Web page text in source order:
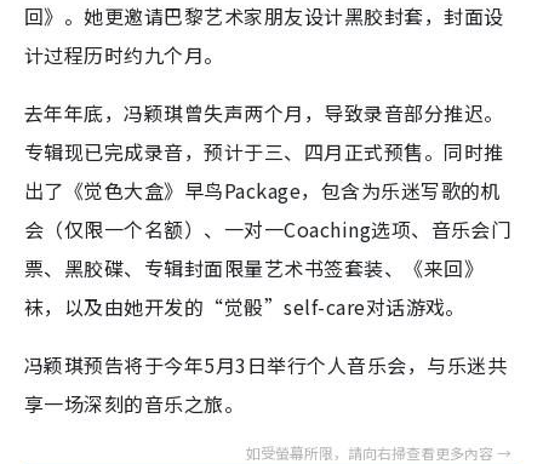
回》。她更邀请巴黎艺术家朋友设计黑胶封套，封面设
计过程历时约九个月。
去年年底，冯颖琪曾失声两个月，导致录音部分推迟。
专辑现已完成录音，预计于三、四月正式预售。同时推
出了《觉色大盒》早鸟Package，包含为乐迷写歌的机
会（仅限一个名额）、一对一Coaching选项、音乐会门
票、黑胶碟、专辑封面限量艺术书签套装、《来回》
袜，以及由她开发的“觉骰”self-care对话游戏。
冯颖琪预告将于今年5月3日举行个人音乐会，与乐迷共
享一场深刻的音乐之旅。